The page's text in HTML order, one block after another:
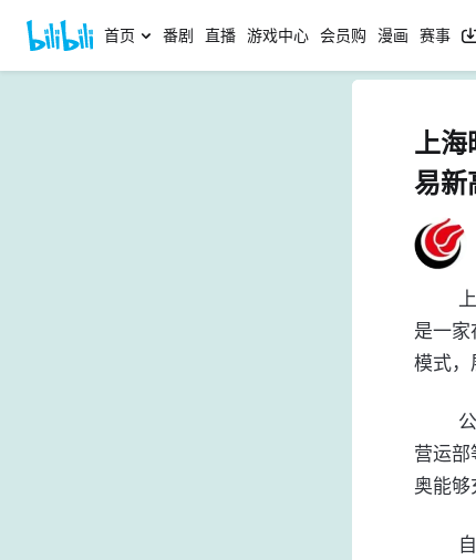
首页 番剧 直播 游戏中心 会员购 漫画 赛事
上海
易新
是一
模式，
营运
奥能够